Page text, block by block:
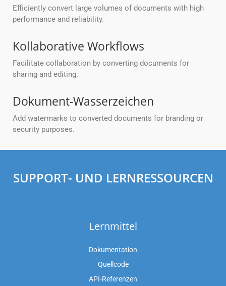
Efficiently convert large volumes of documents with high
performance and reliability.
Kollaborative Workflows
Facilitate collaboration by converting documents for
sharing and editing.
Dokument-Wasserzeichen
Add watermarks to converted documents for branding or
security purposes.
SUPPORT- UND LERNRESSOURCEN
Lernmittel
Dokumentation
Quellcode
API-Referenzen